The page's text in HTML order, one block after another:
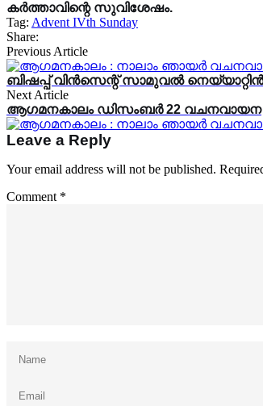
കർത്താവിന്റെ സുവിശേഷം.
Tag: Advent IVth Sunday
Share:
Previous Article
ബിഷപ്പ് വിന്‍സെന്റ് സാമുവല്‍
Next Article
ആഗമനകാലം ഡിസംബർ 22 വചനവായന
Leave a Reply
Your email address will not be published.
Comment *